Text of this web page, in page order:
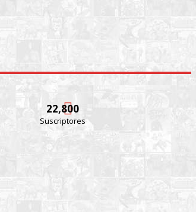
22,800
Suscriptores